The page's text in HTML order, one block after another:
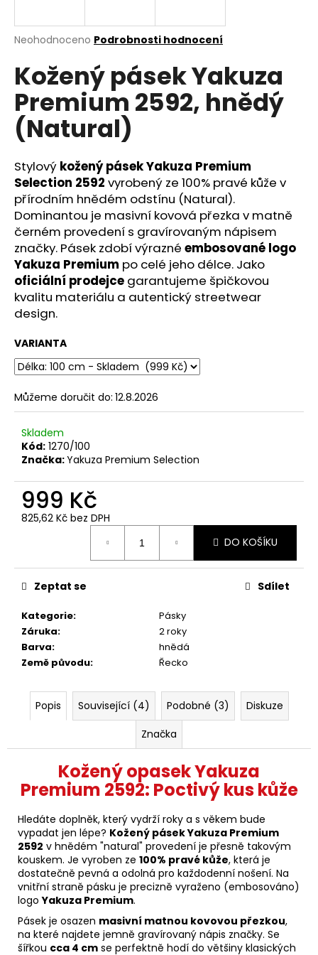
Průměrné
produktu
je
0,0
5
hvězdiček.
Neohodnoceno Podrobnosti hodnocení
Kožený pásek Yakuza
Premium 2592, hnědý
(Natural)
Stylový kožený pásek Yakuza Premium
Selection 2592 vyrobený ze 100% pravé kůže v
přírodním hnědém odstínu (Natural).
Dominantou je masivní kovová přezka v matně
černém provedení s gravírovaným nápisem
značky. Pásek zdobí výrazné embosované logo
Yakuza Premium po celé jeho délce. Jako
oficiální prodejce garantujeme špičkovou
kvalitu materiálu a autentický streetwear
design.
VARIANTA
Můžeme doručit do: 12.8.2026
Skladem
Kód: 1270/100
Značka:Yakuza Premium Selection
999 Kč
825,62 Kč bez DPH
DO KOŠÍKU
Kategorie:
Pásky
Záruka:
2 roky
Barva:
hnědá
Země původu: Řecko
Zeptat se Sdílet
Popis Související (4) Podobné (3)
Diskuze
Značka
Kožený opasek Yakuza
Premium 2592: Poctivý kus kůže
Hledáte doplněk, který vydrží roky a s věkem bude
vypadat jen lépe? Kožený pásek Yakuza Premium
2592 v hnědém "natural" provedení je přesně takovým
kouskem. Je vyroben ze 100% pravé kůže, která je
dostatečně pevná a odolná pro každodenní nošení. Na
vnitřní straně pásku je precizně vyraženo (embosováno)
logoYakuza Premium.
Pásek je osazen masivní matnou kovovou přezkou,
na které najdete jemně gravírovaný nápis značky. Se
šířkou cca 4 cm se perfektně hodí do většiny klasických
j
t
?
HLEDAT
D
o
p
o
r
u
č
u
j
e
e
PÁNSKÉ
ŠEDÉ
TRIČKO
PREMIUM
YPS
3814
699
Kč
873
Kč